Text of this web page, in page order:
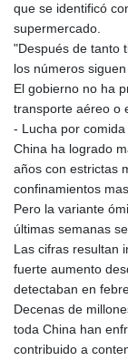
que se identificó
supermercado.
"Después de tanto
los números
El gobierno no ha
transporte aéreo o
- Lucha por comida
China ha logrado
años con estrictas
confinamientos
Pero la variante
últimas semanas
Las cifras resultan
fuerte aumento
detectaban en
Decenas de
toda China han
contribuido a